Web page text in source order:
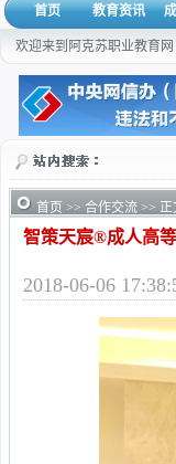
首页 教育资讯
欢迎来到阿克苏职业教育网
首页 >> 合作交流 >> 正
智策天宸®成人高
2018-06-06